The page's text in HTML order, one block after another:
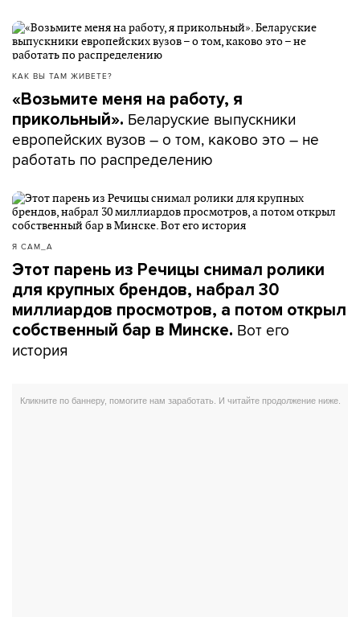
КАК ВЫ ТАМ ЖИВЕТЕ?
«Возьмите меня на работу, я
прикольный». Беларуские выпускники
европейских вузов – о том, каково это – не
работать по распределению
Я САМ_А
Этот парень из Речицы снимал ролики
для крупных брендов, набрал 30
миллиардов просмотров, а потом открыл
собственный бар в Минске. Вот его
история